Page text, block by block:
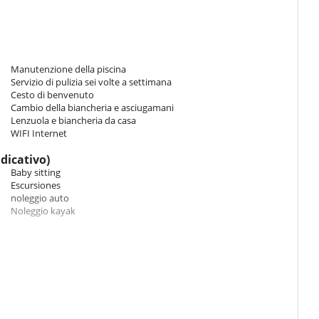
per i bambini con una rete, una terrazza coperta e balcone,
Manutenzione della piscina
Servizio di pulizia sei volte a settimana
Cesto di benvenuto
Cambio della biancheria e asciugamani
Lenzuola e biancheria da casa
WIFI Internet
Baby sitting
Escursiones
noleggio auto
Noleggio kayak